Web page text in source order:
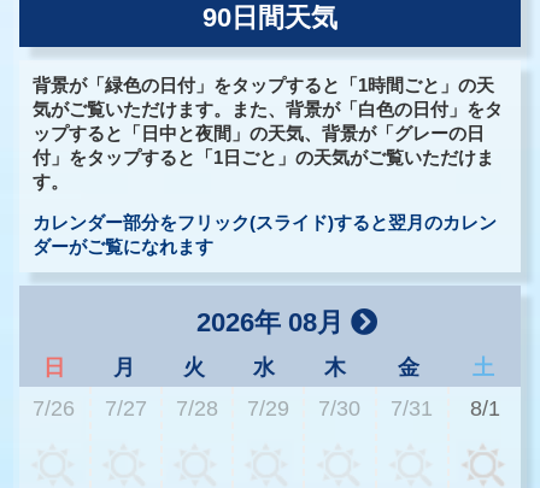
90日間天気
背景が「緑色の日付」をタップすると「1時間ごと」の天
気がご覧いただけます。また、背景が「白色の日付」をタ
ップすると「日中と夜間」の天気、背景が「グレーの日
付」をタップすると「1日ごと」の天気がご覧いただけま
す。
カレンダー部分をフリック(スライド)すると翌月のカレン
ダーがご覧になれます
2026年 08月
日 月 火 水 木 金
土
7/26
7/27 7/28 7/29 7/30 7/31 8/1